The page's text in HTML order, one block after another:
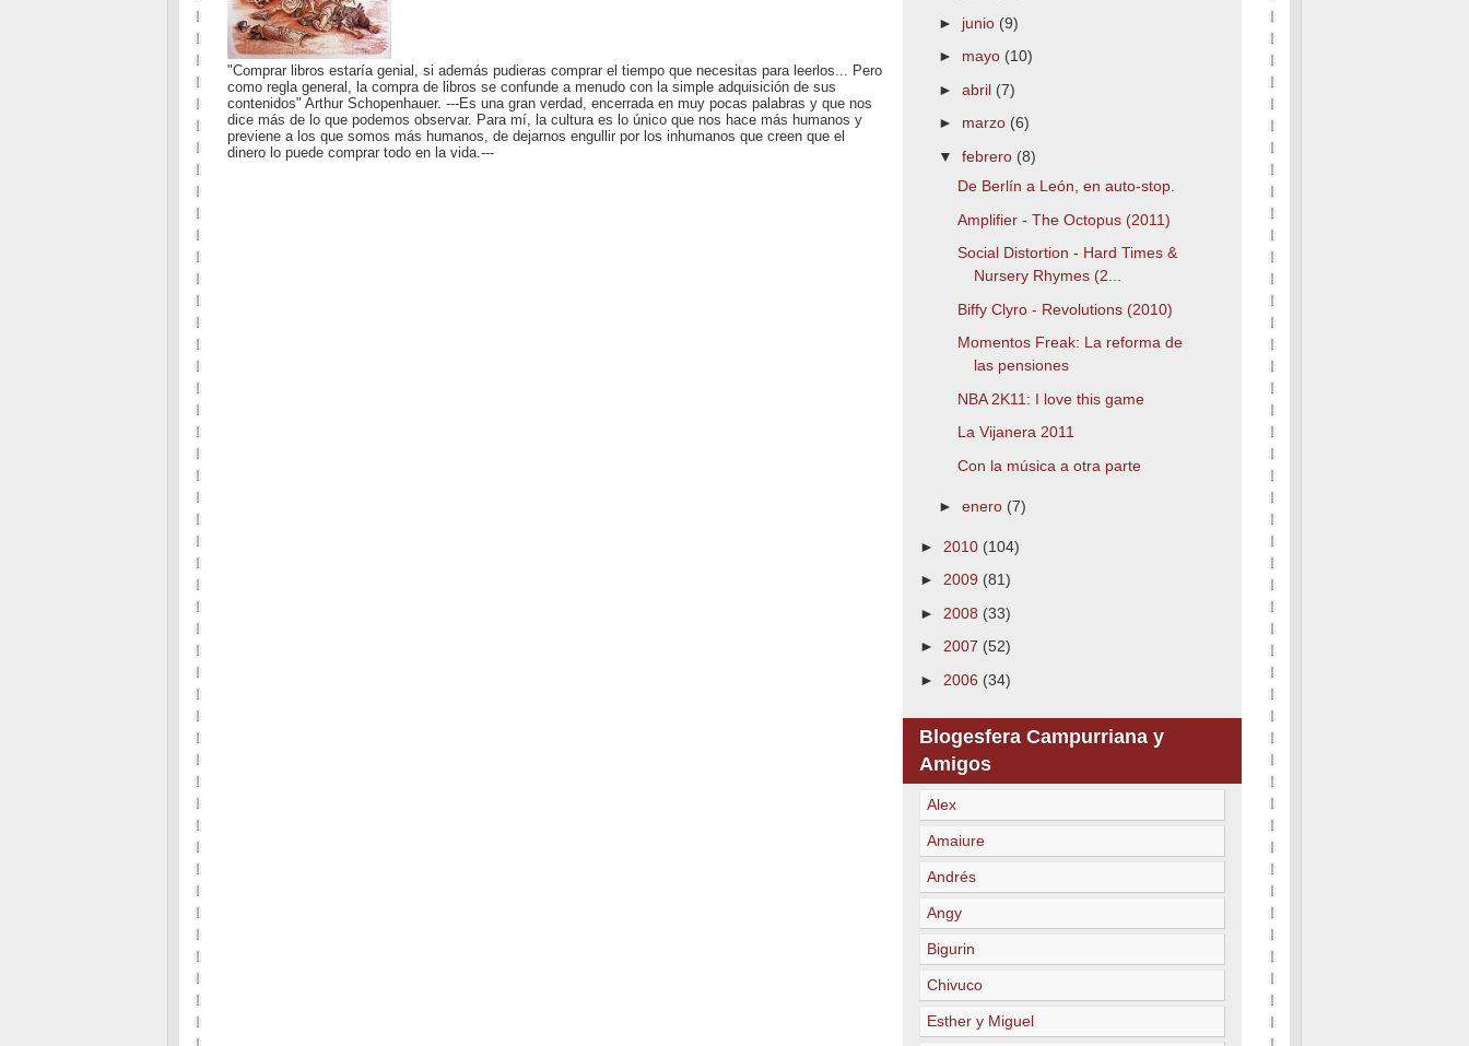
"Comprar libros estaría genial, si además pudieras comprar el tiempo que necesitas para leerlos... Pero
como regla general, la compra de libros se confunde a menudo con la simple adquisición de sus
contenidos" Arthur Schopenhauer. ---Es una gran verdad, encerrada en muy pocas palabras y que nos
dice más de lo que podemos observar. Para mí, la cultura es lo único que nos hace más humanos y
previene a los que somos más humanos, de dejarnos engullir por los inhumanos que creen que el
dinero lo puede comprar todo en la vida.---
► junio (9)
► mayo (10)
► abril (7)
► marzo (6)
▼ febrero (8)
De Berlín a León, en auto-stop.
Amplifier - The Octopus (2011)
Social Distortion - Hard Times &
Nursery Rhymes (2...
Biffy Clyro - Revolutions (2010)
Momentos Freak: La reforma de
las pensiones
NBA 2K11: I love this game
La Vijanera 2011
Con la música a otra parte
► enero (7)
► 2010 (104)
► 2009 (81)
► 2008 (33)
► 2007 (52)
► 2006 (34)
Blogesfera Campurriana y
Amigos
Alex
Amaiure
Andrés
Angy
Bigurin
Chivuco
Esther y Miguel